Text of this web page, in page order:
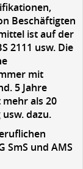
Beschäftigten
ist auf der
2111 usw. Die
mit
5 Jahre
als 20
dazu.
SmS und AMS